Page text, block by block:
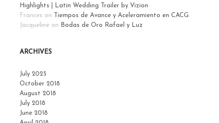
Highlights | Latin Wedding Trailer by Vizion
Frances on
Tiempos de Avance y Aceleramiento en CACG
Jacqueline on Bodas de Oro Rafael y Luz
ARCHIVES
July 2025
October 2018
August 2018
July 2018
June 2018